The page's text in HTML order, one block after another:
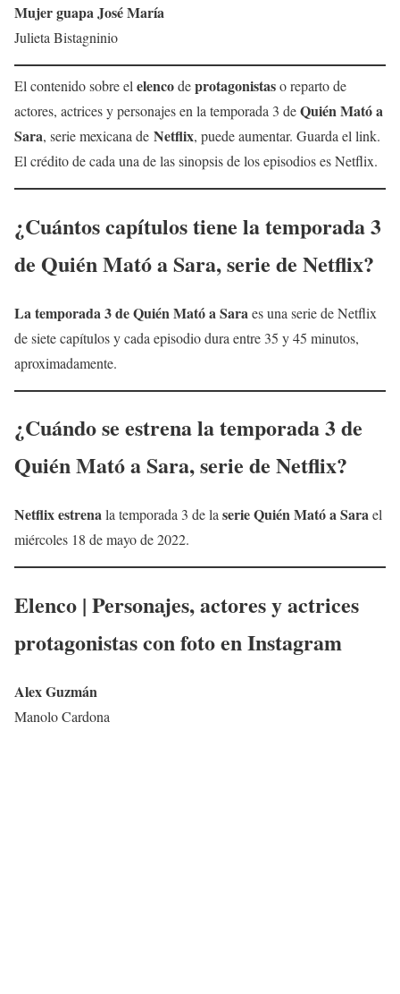
Mujer guapa José María
Julieta Bistagninio
El contenido sobre el elencodeprotagonistaso reparto de
actores, actrices y personajes en la temporada 3 deQuién Mató a
Sara, serie mexicana de Netflix, puede aumentar. Guarda el link.
El crédito de cada una de las sinopsis de los episodios es Netflix.
¿Cuántos capítulos tiene la temporada 3
de Quién Mató a Sara, serie de Netflix?
La temporada 3 deQuién Mató a Sara es una serie de Netflix
de siete capítulos y cada episodio dura entre 35 y 45 minutos,
aproximadamente.
¿Cuándo se estrena la temporada 3 de
Quién Mató a Sara, serie de Netflix?
Netflixestrenala temporada 3 de laserieQuién Mató a Sarael
miércoles 18 de mayo de 2022.
Elenco | Personajes, actores y actrices
protagonistas con foto en Instagram
Alex Guzmán
Manolo Cardona